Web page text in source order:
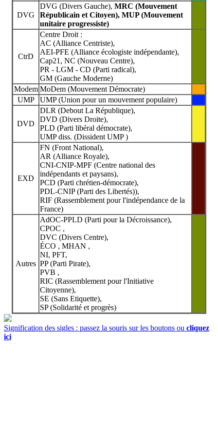
DVG
DVG (Divers Gauche), MRC (Mouvement
Républicain et Citoyen), MUP (Mouvement
unitaire progressiste)
CtrD
Centre Droit :
AC (Alliance Centriste),
AEI-PFE (Alliance écologiste indépendante),
Cap21, NC (Nouveau Centre),
PR - LGM - CD (Parti radical),
GM (Gauche Moderne)
Modem MoDem (Mouvement Démocrate)
UMP
UMP (Union pour un mouvement populaire)
DVD
DLR (Debout La République),
DVD (Divers Droite),
PLD (Parti libéral démocrate),
UMP diss. (Dissident UMP )
EXD
FN (Front National),
AR (Alliance Royale),
CNI-CNIP-MPF (Centre national des
indépendants et paysans),
PCD (Parti chrétien-démocrate),
PDL-CNIP (Parti des Libertés)),
RIF (Rassemblement pour l'indépendance de la
France)
Autres
AdOC-PPLD (Parti pour la Décroissance),
CPOC ,
DVC (Divers Centre),
ÉCO , MHAN ,
NI, PFT,
PP (Parti Pirate),
PVB ,
RIC (Rassemblement pour l'Initiative
Citoyenne),
SE (Sans Etiquette),
SP (Solidarité et progrès)
Signification des sigles : passez la souris sur les boutons ou cliquez
ici